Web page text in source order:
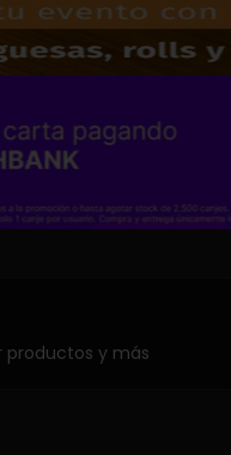
productos y más